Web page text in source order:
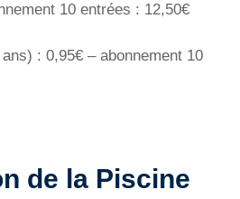
10 entrées : 12,50€
: 0,95€ – abonnement 10
de la Piscine